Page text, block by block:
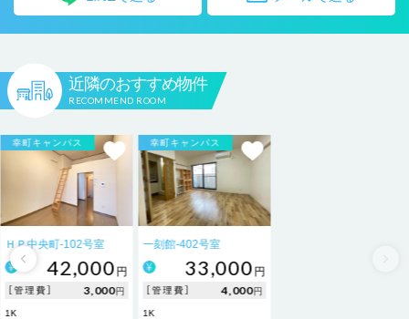
近隣のおすすめ物件
RECOMMEND ROOM
幸町キャンパス
ＨＰ中央町-102号室
42,000 円
［管理費］ 3,000円
1K
幸町キャンパス
一刻館-402号室
33,000 円
［管理費］ 4,000円
1K